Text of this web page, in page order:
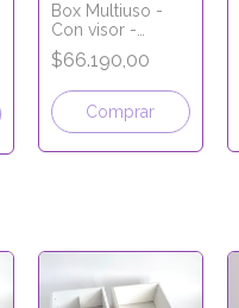
Box Multiuso -
Con visor -
26x17x9 cm -
LÍNEA ECO
KRAFT
$66.190,00
Comprar